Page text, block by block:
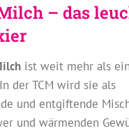
– das
ist weit mehr als ein
der TCM wird sie als
und entgiftende
und wärmenden